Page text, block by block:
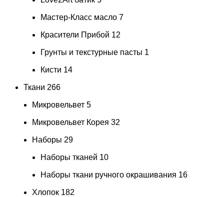
Мастер-Класс масло 7
Красители Прибой 12
Грунты и текстурные пасты 1
Кисти 14
Ткани 266
Микровельвет 5
Микровельвет Корея 32
Наборы 29
Наборы тканей 10
Наборы ткани ручного окрашивания 16
Хлопок 182